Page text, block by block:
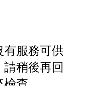
有服務可供
請稍後再回